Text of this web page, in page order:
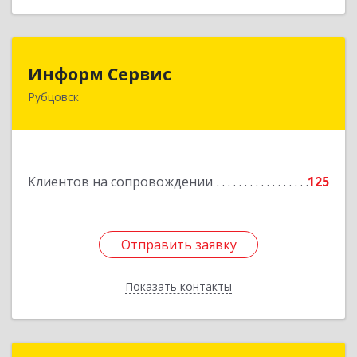
Информ Сервис
Рубцовск
Клиентов на сопровождении 125
Отправить заявку
Показать контакты
658204, Алтайский край, Рубцовск г, Алтайская
Отправить заявку
Назад